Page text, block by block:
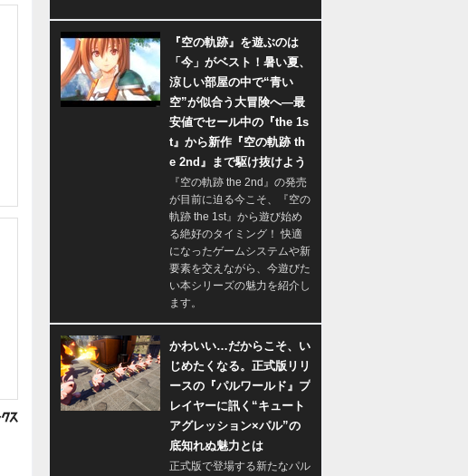
『空の軌跡』を遊ぶのは
「今」がベスト！暑い夏、
涼しい部屋の中で“青い
空”が似合う大冒険へ―最
安値でセール中の『the 1s
t』から新作『空の軌跡 th
e 2nd』まで駆け抜けよう
『空の軌跡 the 2nd』の発売
が目前に迫る今こそ、『空の
軌跡 the 1st』から遊び始め
る絶好のタイミング！ 快適
になったゲームシステムや新
要素を交えながら、今遊びた
い本シリーズの魅力を紹介し
ます。
かわいい…だからこそ、い
じめたくなる。正式版リリ
ースの『パルワールド』プ
レイヤーに訊く“キュート
アグレッション×パル”の
底知れぬ魅力とは
正式版で登場する新たなパル